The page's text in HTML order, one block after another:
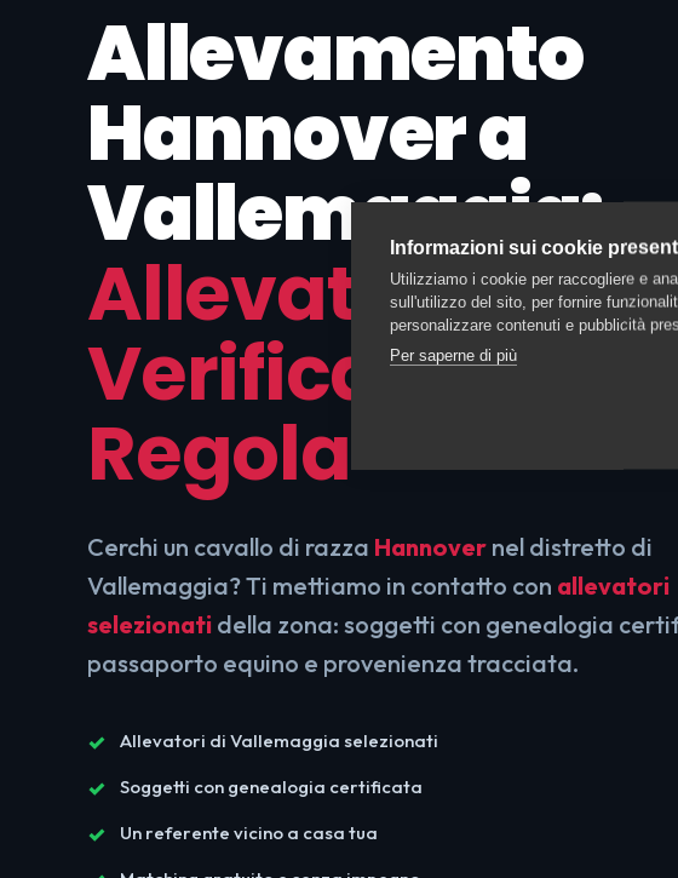
Allevamento
Hannover a
Vallemaggia:
Allevatori
Verificati e in
Regola
Cerchi un cavallo di razza Hannover nel distretto di
Vallemaggia? Ti mettiamo in contatto con allevatori
selezionati della zona: soggetti con genealogia
passaporto equino e provenienza tracciata.
Allevatori di Vallemaggia selezionati
Soggetti con genealogia certificata
Un referente vicino a casa tua
Informazioni sui cookie
Utilizziamo i cookie per raccogliere e
sull'utilizzo del sito, per fornire
personalizzare contenuti e pubblicità
Per saperne di più